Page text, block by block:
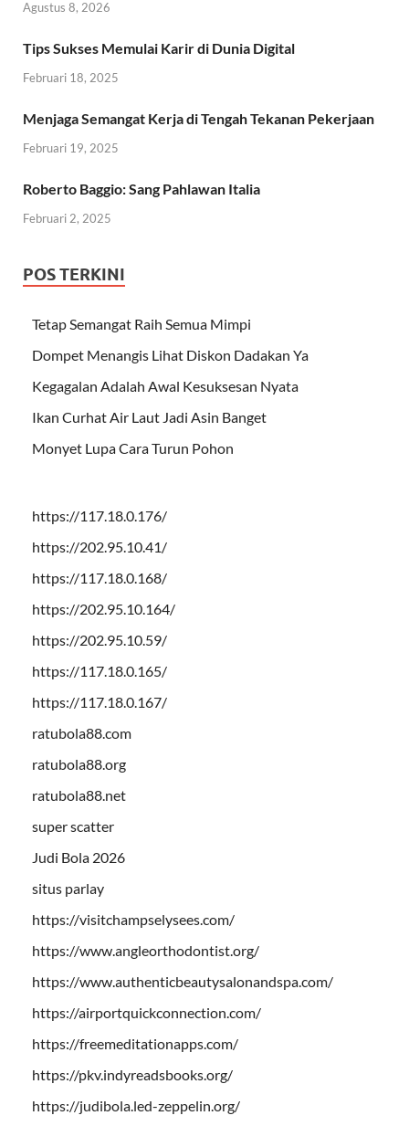
Agustus 8, 2026
Tips Sukses Memulai Karir di Dunia Digital
Februari 18, 2025
Menjaga Semangat Kerja di Tengah Tekanan Pekerjaan
Februari 19, 2025
Roberto Baggio: Sang Pahlawan Italia
Februari 2, 2025
POS TERKINI
Tetap Semangat Raih Semua Mimpi
Dompet Menangis Lihat Diskon Dadakan Ya
Kegagalan Adalah Awal Kesuksesan Nyata
Ikan Curhat Air Laut Jadi Asin Banget
Monyet Lupa Cara Turun Pohon
https://117.18.0.176/
https://202.95.10.41/
https://117.18.0.168/
https://202.95.10.164/
https://202.95.10.59/
https://117.18.0.165/
https://117.18.0.167/
ratubola88.com
ratubola88.org
ratubola88.net
super scatter
Judi Bola 2026
situs parlay
https://visitchampselysees.com/
https://www.angleorthodontist.org/
https://www.authenticbeautysalonandspa.com/
https://airportquickconnection.com/
https://freemeditationapps.com/
https://pkv.indyreadsbooks.org/
https://judibola.led-zeppelin.org/